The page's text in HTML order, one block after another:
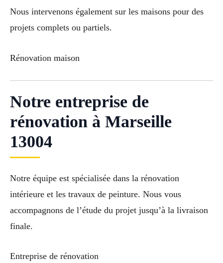
Nous intervenons également sur les maisons pour des
projets complets ou partiels.
Rénovation maison
Notre entreprise de
rénovation à Marseille
13004
Notre équipe est spécialisée dans la rénovation
intérieure et les travaux de peinture. Nous vous
accompagnons de l’étude du projet jusqu’à la livraison
finale.
Entreprise de rénovation